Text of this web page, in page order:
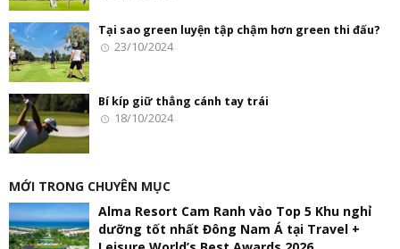
Tại sao green luyện tập chậm hơn green thi đấu?
23/10/2024
Bí kíp giữ thẳng cánh tay trái
18/10/2024
MỚI TRONG CHUYÊN MỤC
Alma Resort Cam Ranh vào Top 5 Khu nghỉ
dưỡng tốt nhất Đông Nam Á tại Travel +